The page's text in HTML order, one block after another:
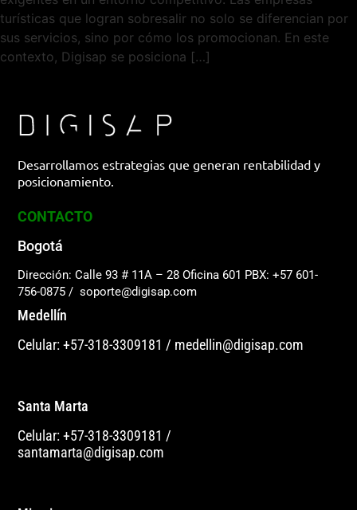
turísticas que logran sobresalir no solo se diferencian por
sus servicios, sino por cómo los promocionan. En este
contexto, Digisap se posiciona […]
Desarrollamos estrategias que generan rentabilidad y
posicionamiento.
CONTACTO
Bogotá
Dirección: Calle 93 # 11A – 28 Oficina 601 PBX: +57 601-
756-0875 / soporte@digisap.com
Medellín
Celular: +57-318-3309181 / medellin@digisap.com
Santa Marta
Celular: +57-318-3309181 /
santamarta@digisap.com